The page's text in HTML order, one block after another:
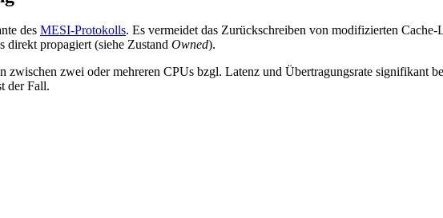
des MESI-Protokolls. Es vermeidet das Zurückschreiben von modifizierten
direkt propagiert (siehe Zustand Owned).
zwei oder mehreren CPUs bzgl. Latenz und Übertragungsrate signifikant
der Fall.